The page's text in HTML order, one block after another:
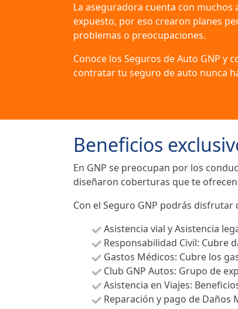
La aseguradora cuenta con
expuesto, por eso crearon planes
problemas o preocupaciones.
Conoce los Seguros de Auto GNP y
contratar tu seguro de auto nunca
Beneficios
En GNP se preocupan por los
diseñaron coberturas que te
Con el Seguro GNP podrás
Asistencia vial y Asistencia
Responsabilidad Civil: Cubre
Gastos Médicos: Cubre los
Club GNP Autos: Grupo de
Asistencia en Viajes:
Reparación y pago de Daños